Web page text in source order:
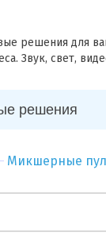
решения для
Звук, свет,
решения
Микшерные
красоты